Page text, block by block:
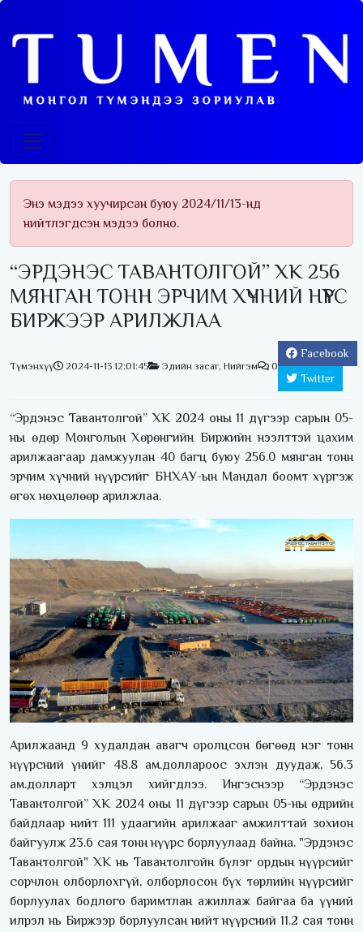
Энэ мэдээ хуучирсан буюу 2024/11/13-нд
нийтлэгдсэн мэдээ болно.
“ЭРДЭНЭС ТАВАНТОЛГОЙ” ХК 256
МЯНГАН ТОНН ЭРЧИМ ХҮЧНИЙ НҮҮРС
БИРЖЭЭР АРИЛЖЛАА
Түмэнхүү 2024-11-13 12:01:45 Эдийн засаг, Нийгэм 0
Facebook
Twitter
“Эрдэнэс Тавантолгой” ХК 2024 оны 11 дүгээр сарын 05-
ны өдөр Монголын Хөрөнгийн Биржийн нээлттэй цахим
арилжаагаар дамжуулан 40 багц буюу 256.0 мянган тонн
эрчим хүчний нүүрсийг БНХАУ-ын Мандал боомт хүргэж
өгөх нөхцөлөөр арилжлаа.
Арилжаанд 9 худалдан авагч оролцсон бөгөөд нэг тонн
нүүрсний үнийг 48.8 ам.доллароос эхлэн дуудаж, 56.3
ам.долларт хэлцэл хийгдлээ. Ингэснээр “Эрдэнэс
Тавантолгой” ХК 2024 оны 11 дүгээр сарын 05-ны өдрийн
байдлаар нийт 111 удаагийн арилжааг амжилттай зохион
байгуулж 23.6 сая тонн нүүрс борлуулаад байна. "Эрдэнэс
Тавантолгой" ХК нь Тавантолгойн бүлэг ордын нүүрсийг
сорчлон олборлохгүй, олборлосон бүх төрлийн нүүрсийг
борлуулах бодлого баримтлан ажиллаж байгаа ба үүний
илрэл нь Биржээр борлуулсан нийт нүүрсний 11.2 сая тонн